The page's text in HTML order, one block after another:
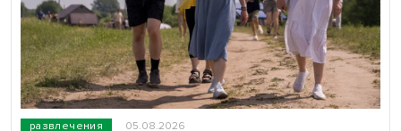
развлечения 05.08.2026